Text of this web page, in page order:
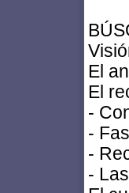
El
El
-
-
-
-